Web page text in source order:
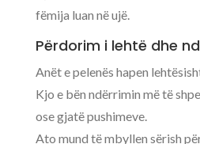
fëmija luan në ujë.
Përdorim i lehtë dhe
Anët e pelenës hapen
Kjo e bën ndërrimin më të
ose gjatë pushimeve.
Ato mund të mbyllen sërish